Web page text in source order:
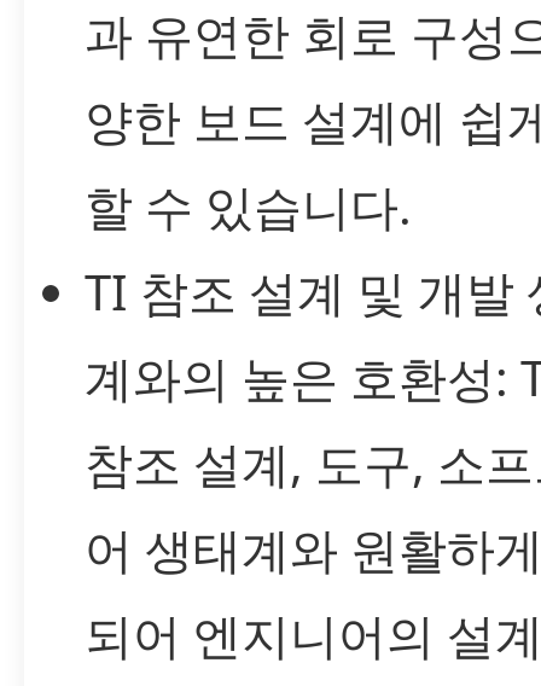
과 유연한 회로 구성
양한 보드 설계에 쉽
할 수 있습니다.
TI 참조 설계 및 개발
계와의 높은 호환성:
참조 설계, 도구, 소
어 생태계와 원활하
되어 엔지니어의 설